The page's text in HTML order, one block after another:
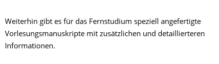
Weiterhin gibt es für das Fernstudium speziell angefertigte
Vorlesungsmanuskripte mit zusätzlichen und detaillierteren
Informationen.